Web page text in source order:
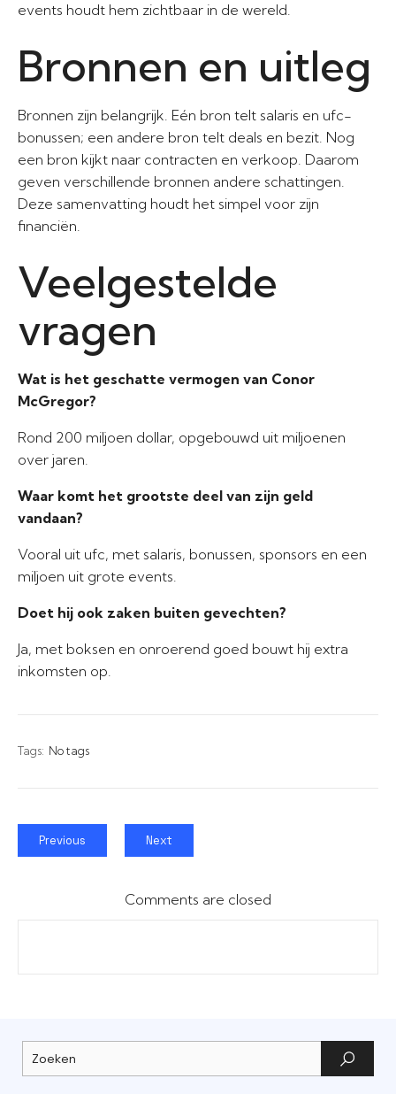
events houdt hem zichtbaar in de wereld.
Bronnen en uitleg
Bronnen zijn belangrijk. Eén bron telt salaris en ufc-
bonussen; een andere bron telt deals en bezit. Nog
een bron kijkt naar contracten en verkoop. Daarom
geven verschillende bronnen andere schattingen.
Deze samenvatting houdt het simpel voor zijn
financiën.
Veelgestelde
vragen
Wat is het geschatte vermogen van Conor
McGregor?
Rond 200 miljoen dollar, opgebouwd uit miljoenen
over jaren.
Waar komt het grootste deel van zijn geld
vandaan?
Vooral uit ufc, met salaris, bonussen, sponsors en een
miljoen uit grote events.
Doet hij ook zaken buiten gevechten?
Ja, met boksen en onroerend goed bouwt hij extra
inkomsten op.
Tags: No tags
Previous Next
Comments are closed